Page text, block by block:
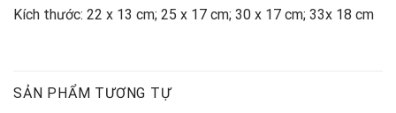
Kích thước: 22 x 13 cm; 25 x 17 cm; 30 x 17 cm; 33x 18 cm
SẢN PHẨM TƯƠNG TỰ